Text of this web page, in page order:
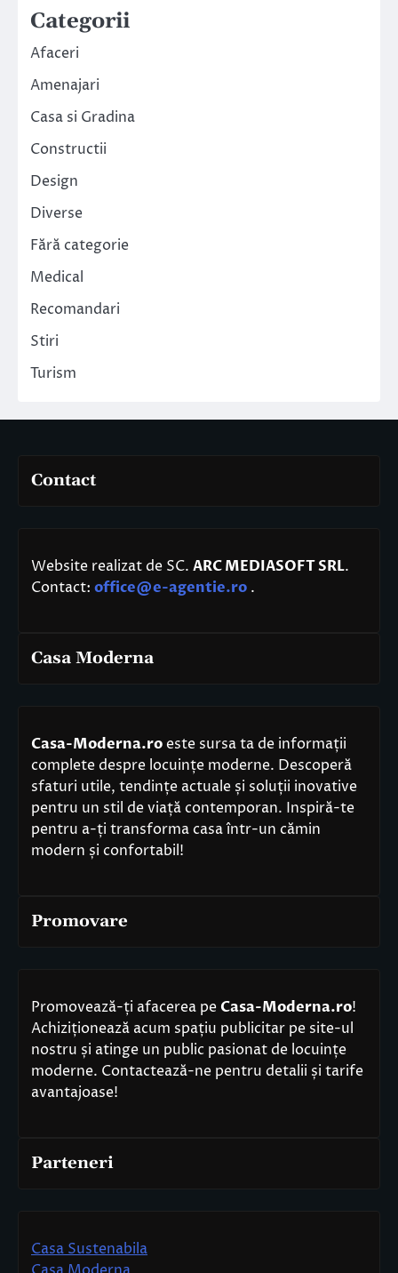
Categorii
Afaceri
Amenajari
Casa si Gradina
Constructii
Design
Diverse
Fără categorie
Medical
Recomandari
Stiri
Turism
Contact
Website realizat de SC. ARC MEDIASOFT SRL.
Contact: office@e-agentie.ro .
Casa Moderna
Casa-Moderna.roeste sursa ta de informații
complete despre locuințe moderne. Descoperă
sfaturi utile, tendințe actuale și soluții inovative
pentru un stil de viață contemporan. Inspiră-te
pentru a-ți transforma casa într-un cămin
modern și confortabil!
Promovare
Promovează-ți afacerea pe Casa-Moderna.ro!
Achiziționează acum spațiu publicitar pe site-ul
nostru și atinge un public pasionat de locuințe
moderne. Contactează-ne pentru detalii și tarife
avantajoase!
Parteneri
Casa Sustenabila